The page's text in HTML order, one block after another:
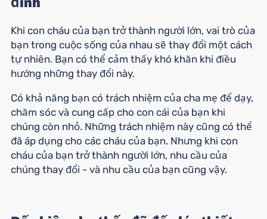
Khi con cháu của bạn trở thành người lớn, vai trò của
bạn trong cuộc sống của nhau sẽ thay đổi một cách
tự nhiên. Bạn có thể cảm thấy khó khăn khi điều
hướng những thay đổi này.
Có khả năng bạn có trách nhiệm của cha mẹ để dạy,
chăm sóc và cung cấp cho con cái của bạn khi
chúng còn nhỏ. Những trách nhiệm này cũng có thể
đã áp dụng cho các cháu của bạn. Nhưng khi con
cháu của bạn trở thành người lớn, nhu cầu của
chúng thay đổi - và nhu cầu của bạn cũng vậy.